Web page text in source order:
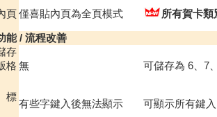
頁僅喜貼內頁為全頁模式 所有賀卡類
能 / 流程改善
存
格 無 可儲存為 6、7
標
有些字鍵入後無法顯示 可顯示所有鍵